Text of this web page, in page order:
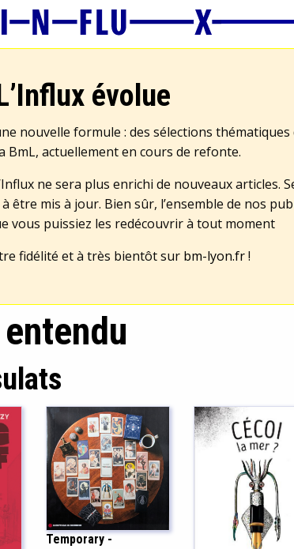
évolue
nouvelle formule : des sélections
BmL, actuellement en cours de refonte.
ne sera plus enrichi de nouveaux articles.
mis à jour. Bien sûr, l’ensemble de nos
vous puissiez les redécouvrir à tout moment
fidélité et à très bientôt sur bm-lyon.fr!
Temporary -